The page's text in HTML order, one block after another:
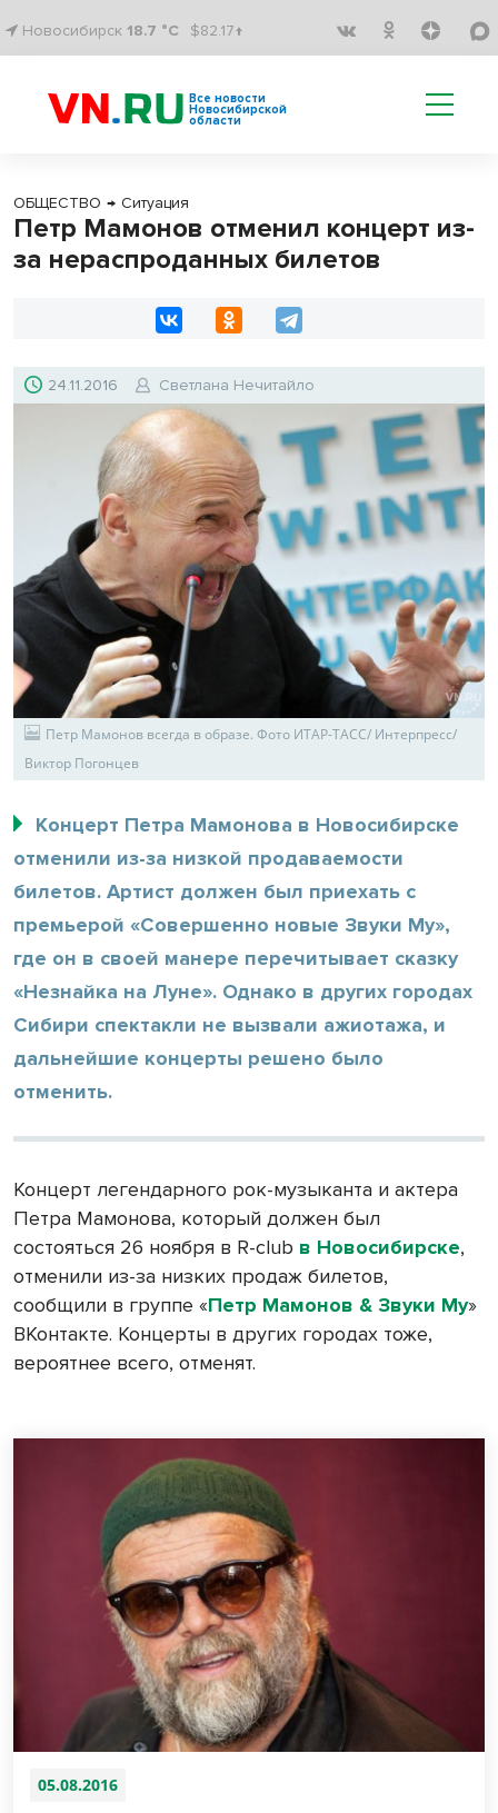
Новосибирск 18.7 °C $82.17↑
Все новости
Новосибирской
области
ОБЩЕСТВО → Ситуация
Петр Мамонов отменил концерт из-
за нераспроданных билетов
24.11.2016 Светлана Нечитайло
Петр Мамонов всегда в образе. Фото ИТАР-ТАСС/ Интерпресс/
Виктор Погонцев
Концерт Петра Мамонова в Новосибирске
отменили из-за низкой продаваемости
билетов. Артист должен был приехать с
премьерой «Совершенно новые Звуки Му»,
где он в своей манере перечитывает сказку
«Незнайка на Луне». Однако в других городах
Сибири спектакли не вызвали ажиотажа, и
дальнейшие концерты решено было
отменить.
Концерт легендарного рок-музыканта и актера
Петра Мамонова, который должен был
состояться 26 ноября в R-club в Новосибирске,
отменили из-за низких продаж билетов,
сообщили в группе «Петр Мамонов & Звуки Му»
ВКонтакте. Концерты в других городах тоже,
вероятнее всего, отменят.
05.08.2016